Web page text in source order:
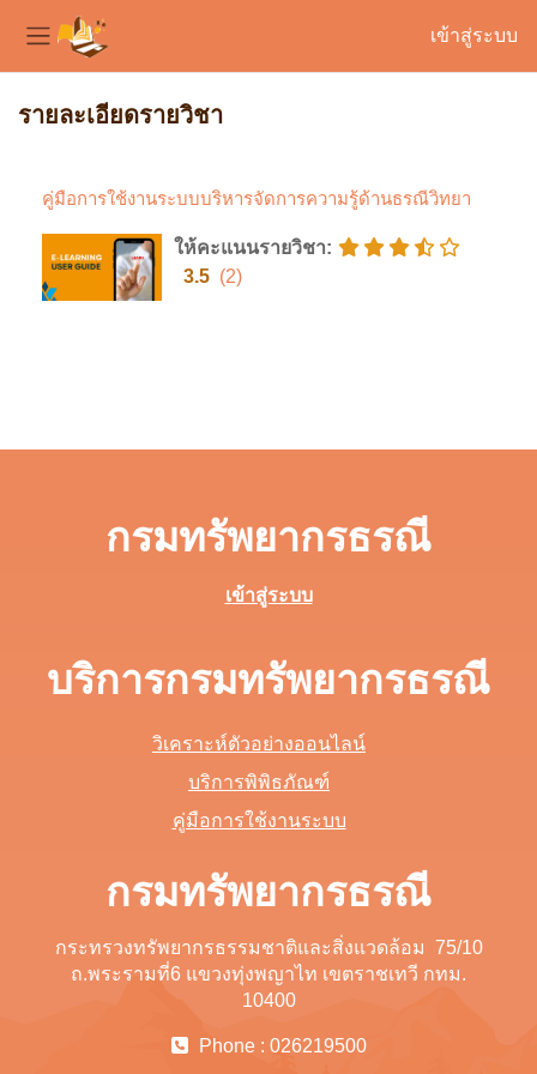
Side panel
เข้าสู่ระบบ
รายละเอียดรายวิชา
คู่มือการใช้งานระบบบริหารจัดการความรู้ด้านธรณีวิทยา
ให้คะแนนรายวิชา:
3.5 (2)
กรมทรัพยากรธรณี
เข้าสู่ระบบ
บริการกรมทรัพยากรธรณี
วิเคราะห์ตัวอย่างออนไลน์
บริการพิพิธภัณฑ์
คู่มือการใช้งานระบบ
กรมทรัพยากรธรณี
กระทรวงทรัพยากรธรรมชาติและสิ่งแวดล้อม 75/10
ถ.พระรามที่6 แขวงทุ่งพญาไท เขตราชเทวี กทม.
10400
Phone : 026219500